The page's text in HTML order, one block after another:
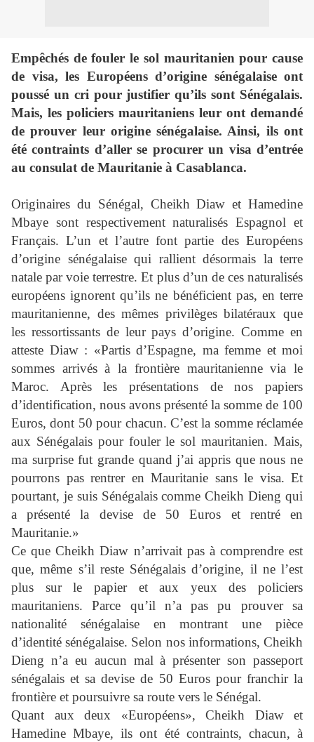
Empêchés de fouler le sol mauritanien pour cause
de visa, les Européens d’origine sénégalaise ont
poussé un cri pour justifier qu’ils sont Sénégalais.
Mais, les policiers mauritaniens leur ont demandé
de prouver leur origine sénégalaise. Ainsi, ils ont
été contraints d’aller se procurer un visa d’entrée
au consulat de Mauritanie à Casablanca.
Originaires du Sénégal, Cheikh Diaw et Hamedine
Mbaye sont respectivement naturalisés Espagnol et
Français. L’un et l’autre font partie des Européens
d’origine sénégalaise qui rallient désormais la terre
natale par voie terrestre. Et plus d’un de ces naturalisés
européens ignorent qu’ils ne bénéficient pas, en terre
mauritanienne, des mêmes privilèges bilatéraux que
les ressortissants de leur pays d’origine. Comme en
atteste Diaw : «Partis d’Espagne, ma femme et moi
sommes arrivés à la frontière mauritanienne via le
Maroc. Après les présentations de nos papiers
d’identification, nous avons présenté la somme de 100
Euros, dont 50 pour chacun. C’est la somme réclamée
aux Sénégalais pour fouler le sol mauritanien. Mais,
ma surprise fut grande quand j’ai appris que nous ne
pourrons pas rentrer en Mauritanie sans le visa. Et
pourtant, je suis Sénégalais comme Cheikh Dieng qui
a présenté la devise de 50 Euros et rentré en
Mauritanie.»
Ce que Cheikh Diaw n’arrivait pas à comprendre est
que, même s’il reste Sénégalais d’origine, il ne l’est
plus sur le papier et aux yeux des policiers
mauritaniens. Parce qu’il n’a pas pu prouver sa
nationalité sénégalaise en montrant une pièce
d’identité sénégalaise. Selon nos informations, Cheikh
Dieng n’a eu aucun mal à présenter son passeport
sénégalais et sa devise de 50 Euros pour franchir la
frontière et poursuivre sa route vers le Sénégal.
Quant aux deux «Européens», Cheikh Diaw et
Hamedine Mbaye, ils ont été contraints, chacun, à